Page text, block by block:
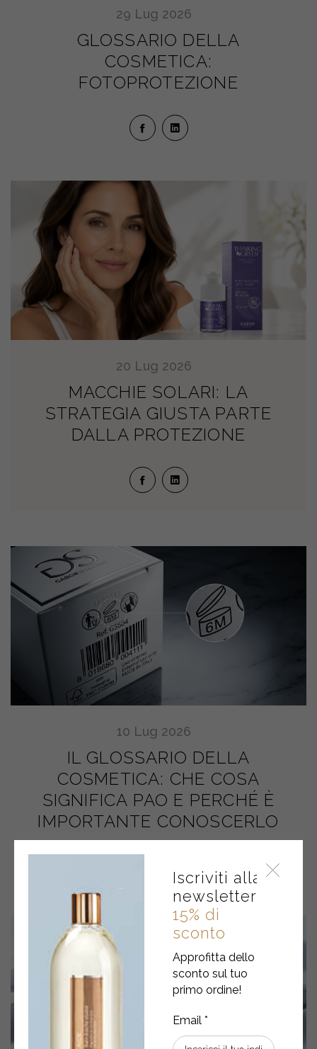
Iscriviti alla
newsletter
15% di
sconto
Approfitta dello
sconto sul tuo
primo ordine!
29 Lug 2026
GLOSSARIO DELLA
COSMETICA:
FOTOPROTEZIONE
20 Lug 2026
MACCHIE SOLARI: LA
STRATEGIA GIUSTA PARTE
DALLA PROTEZIONE
10 Lug 2026
IL GLOSSARIO DELLA
COSMETICA: CHE COSA
SIGNIFICA PAO E PERCHÉ È
IMPORTANTE CONOSCERLO